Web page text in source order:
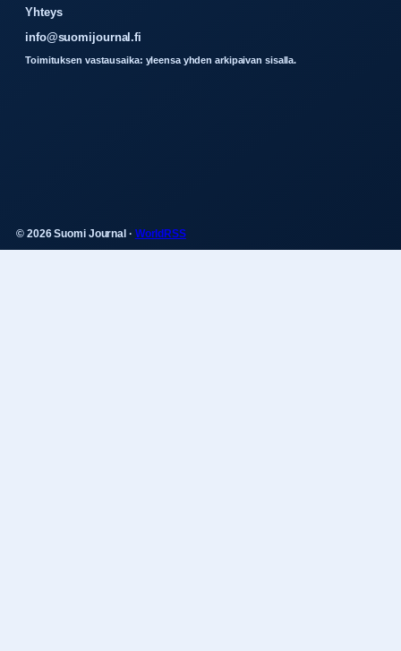
Yhteys
info@suomijournal.fi
Toimituksen vastausaika: yleensa yhden arkipaivan sisalla.
© 2026 Suomi Journal · WorldRSS